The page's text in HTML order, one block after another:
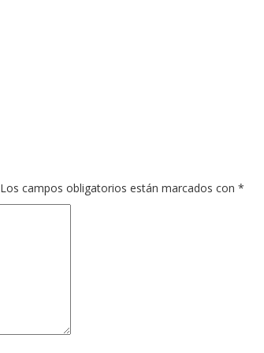
Los campos obligatorios están marcados con*